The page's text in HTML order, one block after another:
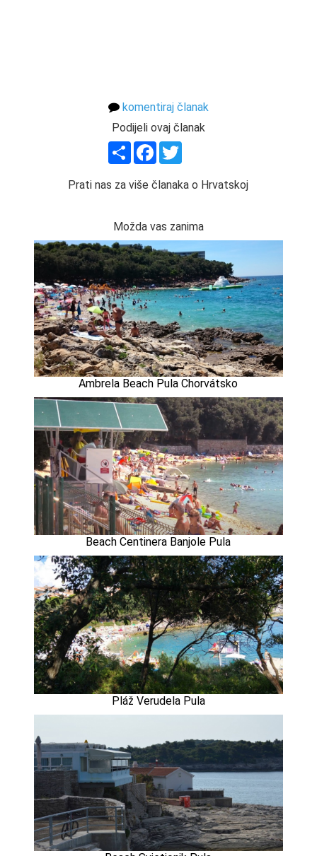
komentiraj članak
Podijeli ovaj članak
ShareFacebook
Prati nas za više članaka o Hrvatskoj
Možda vas zanima
Ambrela Beach Pula Chorvátsko
Beach Centinera Banjole Pula
Pláž Verudela Pula